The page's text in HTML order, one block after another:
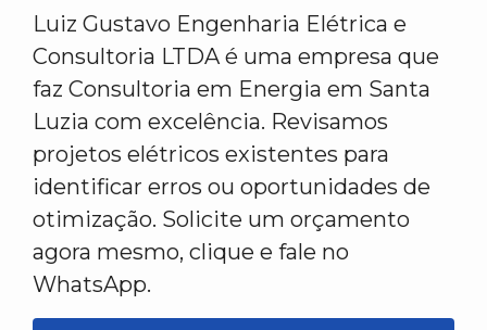
Luiz Gustavo Engenharia Elétrica e
Consultoria LTDA é uma empresa que
faz Consultoria em Energia em Santa
Luzia com excelência. Revisamos
projetos elétricos existentes para
identificar erros ou oportunidades de
otimização. Solicite um orçamento
agora mesmo, clique e fale no
WhatsApp.